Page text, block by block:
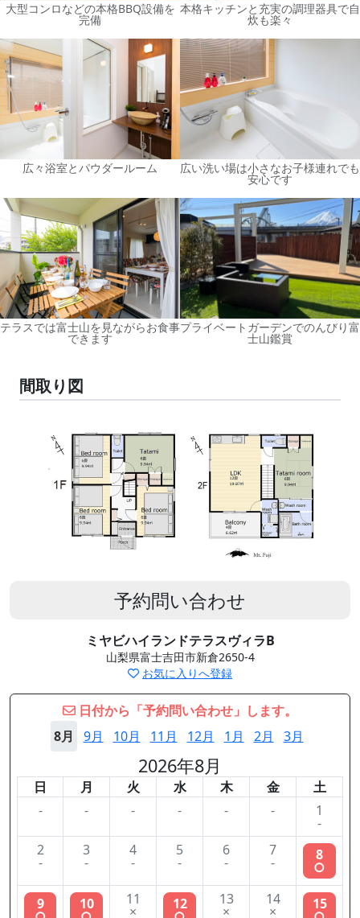
大型コンロなどの本格BBQ設備を
完備
本格キッチンと充実の調理器具で自
炊も楽々
広々浴室とパウダールーム 広い洗い場は小さなお子様連れでも
安心です
テラスでは富士山を見ながらお食事
できます
プライベートガーデンでのんびり富
士山鑑賞
間取り図
予約問い合わせ
ミヤビハイランドテラスヴィラB
山梨県富士吉田市新倉2650-4
お気に入りへ登録
日付から「予約問い合わせ」します。
8月
9月 10月 11月 12月 1月 2月 3月
2026年8月
日 月 火 水 木 金
土
-
- - - - - 1
-
2
-
3
-
4
-
5
-
6
-
7
- 8
○
9 10 11
× 12 13
×
14
× 15